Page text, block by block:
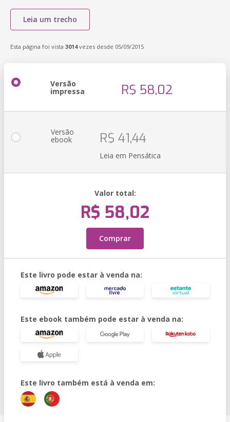
Leia um trecho
Esta página foi vista 3014vezes desde 05/09/2015
Versão
impressa R$ 58,02
Versão
ebook R$ 41,44
Leia em Pensática
Valor total:
R$ 58,02
Comprar
Este livro pode estar à venda na:
Este ebook também pode estar à venda na:
Este livro também está à venda em: